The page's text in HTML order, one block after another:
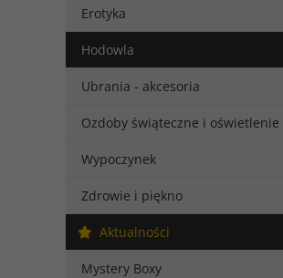
Erotyka
Hodowla
Ubrania - akcesoria
Ozdoby świąteczne i oświetlenie
Wypoczynek
Zdrowie i piękno
Aktualności
Mystery Boxy